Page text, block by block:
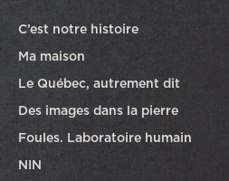
C’est notre histoire
Ma maison
Le Québec, autrement dit
Des images dans la pierre
Foules. Laboratoire humain
NIN